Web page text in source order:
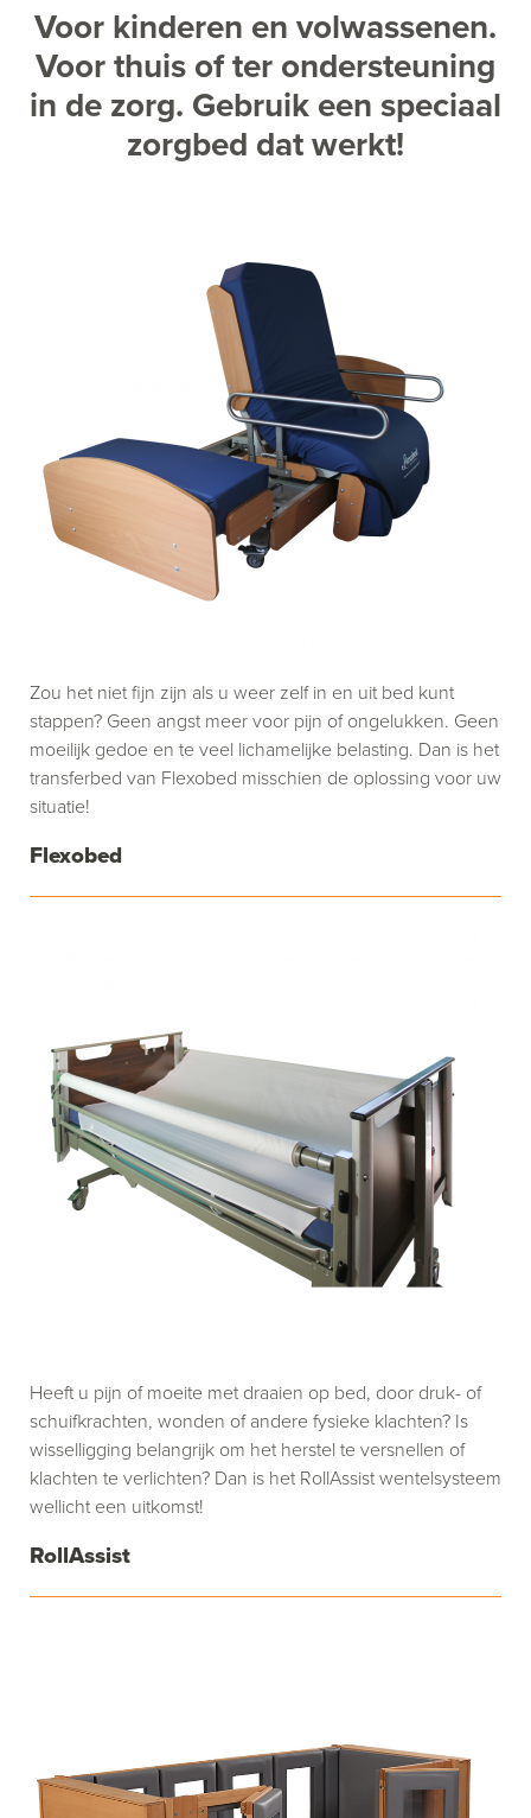
Voor kinderen en volwassenen.
Voor thuis of ter ondersteuning
in de zorg. Gebruik een speciaal
zorgbed dat werkt!
Flexobed
Zou het niet fijn zijn als u weer zelf in en uit bed kunt
stappen? Geen angst meer voor pijn of ongelukken. Geen
moeilijk gedoe en te veel lichamelijke belasting. Dan is het
transferbed van Flexobed misschien de oplossing voor uw
situatie!
RollAssist
Heeft u pijn of moeite met draaien op bed, door druk- of
schuifkrachten, wonden of andere fysieke klachten? Is
wisselligging belangrijk om het herstel te versnellen of
klachten te verlichten? Dan is het RollAssist wentelsysteem
wellicht een uitkomst!